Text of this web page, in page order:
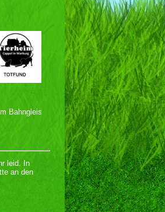
Bahngleis
leid. In
an den